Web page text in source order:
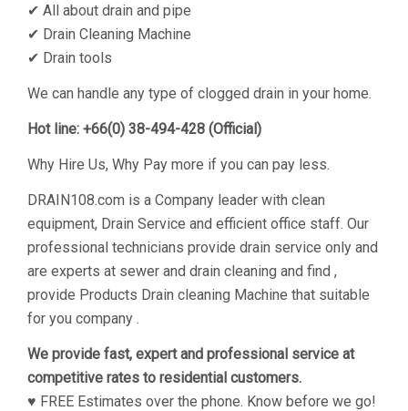
✔ All about drain and pipe
✔ Drain Cleaning Machine
✔ Drain tools
We can handle any type of clogged drain in your home.
Hot line: +66(0) 38-494-428 (Official)
Why Hire Us, Why Pay more if you can pay less.
DRAIN108.com is a Company leader with clean
equipment, Drain Service and efficient office staff. Our
professional technicians provide drain service only and
are experts at sewer and drain cleaning and find ,
provide Products Drain cleaning Machine that suitable
for you company .
We provide fast, expert and professional service at
competitive rates to residential customers.
♥ FREE Estimates over the phone. Know before we go!